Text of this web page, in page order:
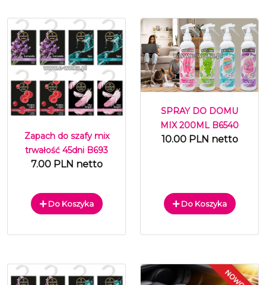
Zapach do szafy mix
trwałość 45dni B693
7.00 PLN netto
Do Koszyka
SPRAY DO DOMU
MIX 200ML B6540
10.00 PLN netto
Do Koszyka